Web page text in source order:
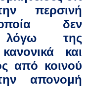
περσινή
δεν
λόγω της
και
από κοινού
απονομή